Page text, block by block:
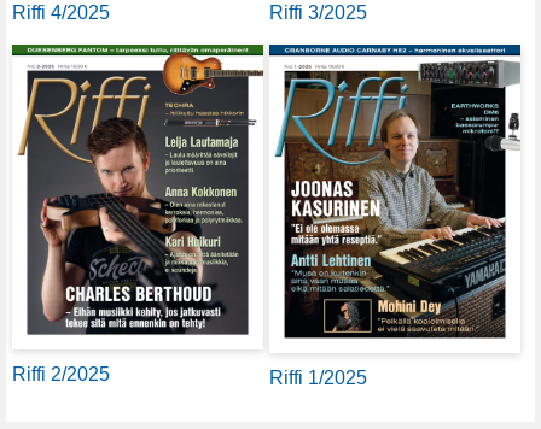
Riffi 4/2025 Riffi 3/2025
Riffi 2/2025 Riffi 1/2025